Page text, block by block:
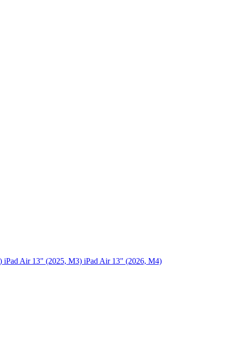
iPad Air 13" (2025, M3) iPad Air 13" (2026, M4)